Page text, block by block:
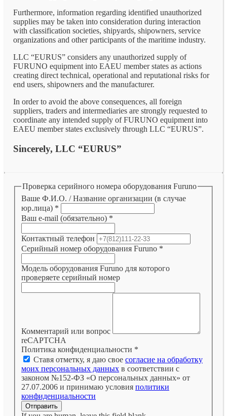
Furthermore, information regarding identified unauthorized
supplies may be taken into consideration during interaction
with classification societies, shipyards, shipowners, service
organizations and other participants of the maritime industry.
LLC “EURUS” considers any unauthorized supply of
FURUNO equipment into EAEU member states as actions
creating direct technical, operational and reputational risks for
end users, shipowners and the manufacturer.
In order to avoid the above consequences, all foreign
suppliers, traders and intermediaries are strongly requested to
coordinate any intended supply of FURUNO equipment into
EAEU member states exclusively through LLC “EURUS”.
Sincerely, LLC “EURUS”
Проверка серийного номера оборудования Furuno
Ваше Ф.И.О. / Название организации (в случае
юр.лица) *
Ваш e-mail (обязательно) *
Контактный телефон
Серийный номер оборудования Furuno *
Модель оборудования Furuno для которого
проверяете серийный номер
Комментарий или вопрос
reCAPTCHA
Политика конфиденциальности *
Ставя отметку, я даю свое согласие на обработку
моих персональных данных в соответствии с
законом №152-ФЗ «О персональных данных» от
27.07.2006 и принимаю условия политики
конфиденциальности
Отправить